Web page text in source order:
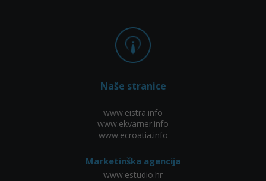
Naše stranice
www.eistra.info
www.ekvarner.info
www.ecroatia.info
Marketinška agencija
www.estudio.hr